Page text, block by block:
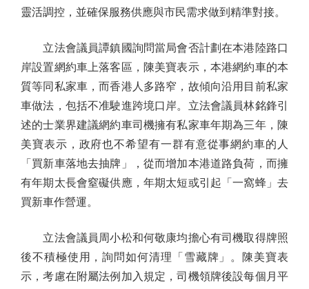
靈活調控，並確保服務供應與市民需求做到精準對接。
立法會議員譚鎮國詢問當局會否計劃在本港陸路口
岸設置網約車上落客區，陳美寶表示，本港網約車的本
質等同私家車，而香港人多路窄，故傾向沿用目前私家
車做法，包括不准駛進跨境口岸。立法會議員林銘鋒引
述的士業界建議網約車司機擁有私家車年期為三年，陳
美寶表示，政府也不希望有一群有意從事網約車的人
「買新車落地去抽牌」，從而增加本港道路負荷，而擁
有年期太長會窒礙供應，年期太短或引起「一窩蜂」去
買新車作營運。
立法會議員周小松和何敬康均擔心有司機取得牌照
後不積極使用，詢問如何清理「雪藏牌」。陳美寶表
示，考慮在附屬法例加入規定，司機領牌後設每個月平